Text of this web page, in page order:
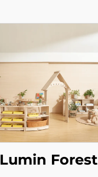
Lumin Forest